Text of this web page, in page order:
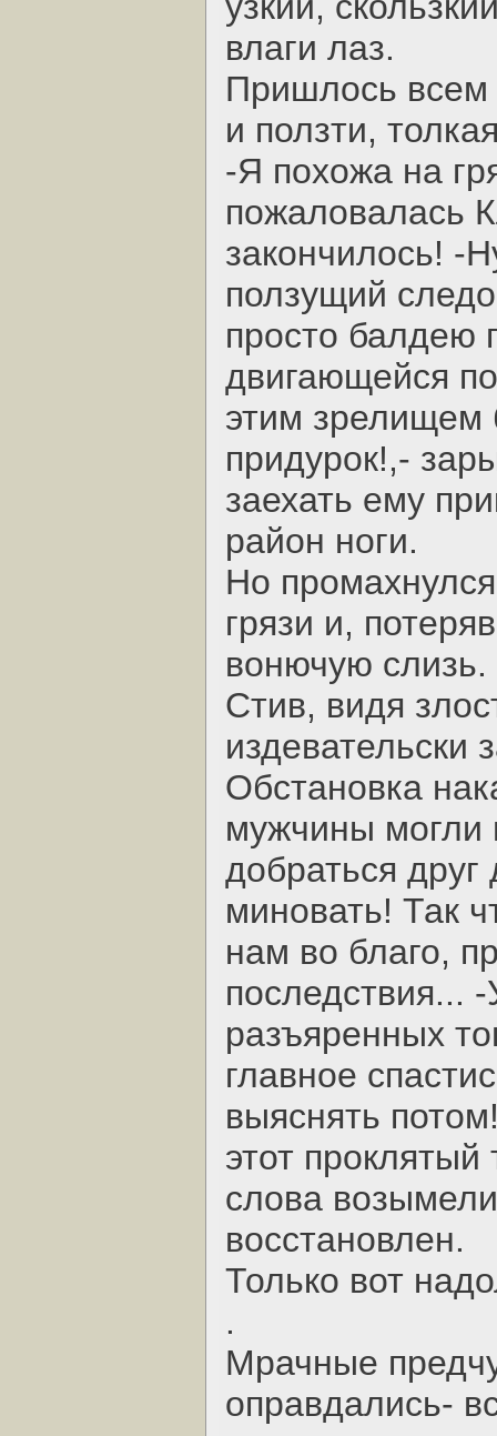
влаги лаз.
Пришлось всем
и ползти,
-Я похожа на
пожаловалась
закончилось! -
ползущий
просто балдею
двигающейся
этим зрелищем
придурок!,-
заехать ему
район ноги.
Но
грязи и,
вонючую слизь.
Стив, видя
издевательски
Обстановка
мужчины могли
добраться
миновать! Так
нам во благо,
последствия...
разъяренных
главное
выяснять
этот проклятый
слова
восстановлен.
Только вот
.
Мрачные
оправдались-